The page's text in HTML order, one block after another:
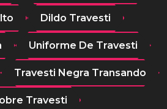
Dildo Travesti
Uniforme De Travesti
Travesti Negra Transando
Travesti